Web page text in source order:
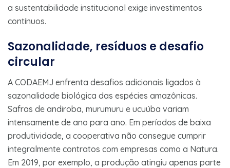
a sustentabilidade institucional exige investimentos
contínuos.
Sazonalidade, resíduos e desafio
circular
A CODAEMJ enfrenta desafios adicionais ligados à
sazonalidade biológica das espécies amazônicas.
Safras de andiroba, murumuru e ucuúba variam
intensamente de ano para ano. Em períodos de baixa
produtividade, a cooperativa não consegue cumprir
integralmente contratos com empresas como a Natura.
Em 2019, por exemplo, a produção atingiu apenas parte